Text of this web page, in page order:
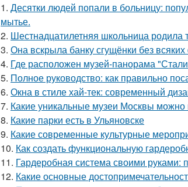
1. Десятки людей попали в больницу:
мытье.
2. Шестнадцатилетняя школьница
3. Она вскрыла банку сгущёнки без
4. Где расположен музей-панорама
5. Полное руководство: как правильно
6. Окна в стиле хай-тек: современный
7. Какие уникальные музеи Москвы можно
8. Какие парки есть в Ульяновске
9. Какие современные культурные
10. Как создать функциональную
11. Гардеробная система своими руками:
12. Какие основные